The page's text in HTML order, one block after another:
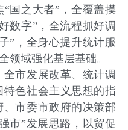
国之大者”，全覆盖摸
数字”，全流程抓好调
”，全身心提升统计服
领域强化基层基础。
市发展改革、统计调
色社会主义思想的指
市委市政府的决策部
市”发展思路，以贸促